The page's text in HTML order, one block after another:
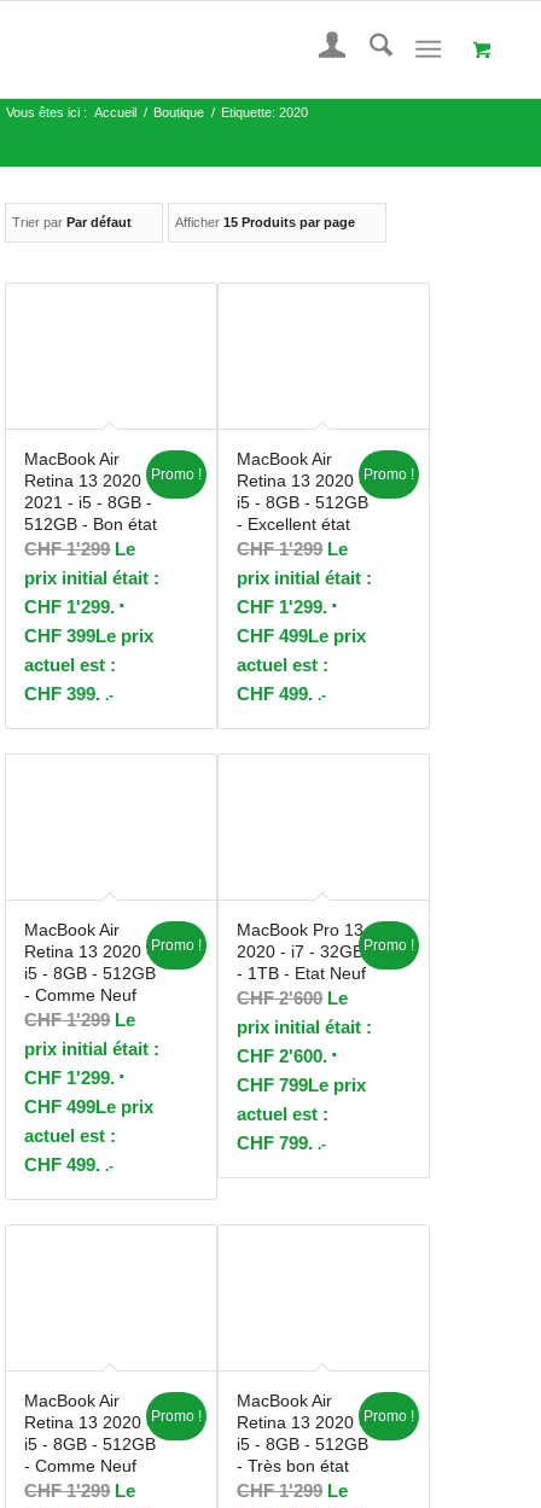
Vous êtes ici : Accueil / Boutique / Etiquette: 2020
Trier par Par défaut Afficher15 Produits par page
MacBook Air
Retina 13 2020
2021 - i5 - 8GB -
512GB - Bon état
CHF1'299 Le
prix initial était :
CHF 1'299.
CHF 399Le prix
actuel est :
CHF 399. .-
Promo !
MacBook Air
Retina 13 2020 -
i5 - 8GB - 512GB
- Excellent état
CHF1'299 Le
prix initial était :
CHF 1'299.
CHF 499Le prix
actuel est :
CHF 499. .-
Promo !
MacBook Air
Retina 13 2020 -
i5 - 8GB - 512GB
- Comme Neuf
CHF1'299 Le
prix initial était :
CHF 1'299.
CHF 499Le prix
actuel est :
CHF 499. .-
Promo !
MacBook Pro 13
2020 - i7 - 32GB
- 1TB - Etat Neuf
CHF2'600 Le
prix initial était :
CHF 2'600.
CHF 799Le prix
actuel est :
CHF 799. .-
Promo !
MacBook Air
Retina 13 2020 -
i5 - 8GB - 512GB
- Comme Neuf
CHF1'299 Le
Promo !
MacBook Air
Retina 13 2020 -
i5 - 8GB - 512GB
- Très bon état
CHF1'299 Le
Promo !